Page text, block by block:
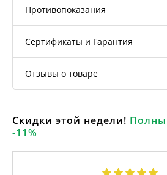
Противопоказания
Сертификаты и Гарантия
Отзывы о товаре
Скидки этой недели!
-11%